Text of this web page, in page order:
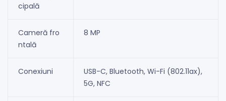
cipală
Cameră fro
ntală
8 MP
Conexiuni
USB-C, Bluetooth, Wi-Fi (802.11ax),
5G, NFC